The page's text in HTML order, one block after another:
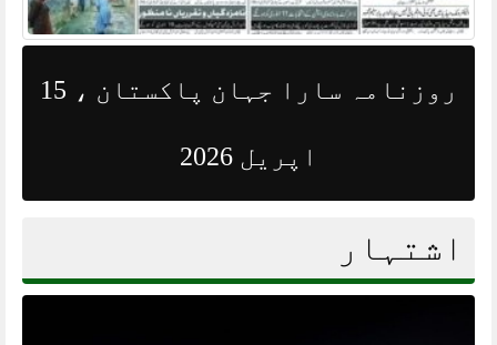
روزنامہ سارا جہان پاکستان ، 15
اپریل 2026
اشتہار